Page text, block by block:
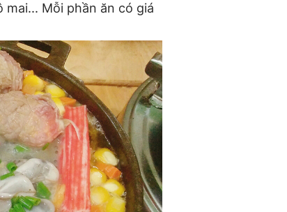
mai... Mỗi phần ăn có giá